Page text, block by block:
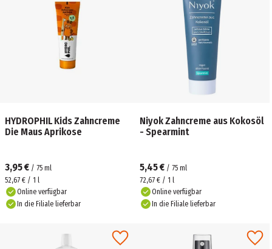
HYDROPHIL Kids Zahncreme
Die Maus Aprikose
3,95 € / 75 ml
52,67 € / 1 l
Online verfügbar
In die Filiale lieferbar
Niyok Zahncreme aus Kokosöl
- Spearmint
5,45 € / 75 ml
72,67 € / 1 l
Online verfügbar
In die Filiale lieferbar